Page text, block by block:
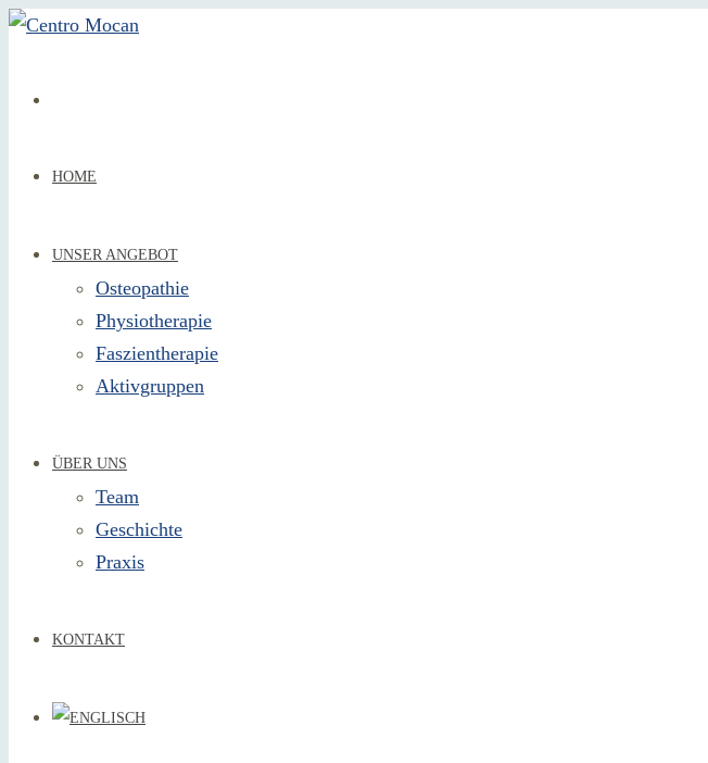
HOME
UNSER ANGEBOT
Osteopathie
Physiotherapie
Faszientherapie
Aktivgruppen
ÜBER UNS
Team
Geschichte
Praxis
KONTAKT